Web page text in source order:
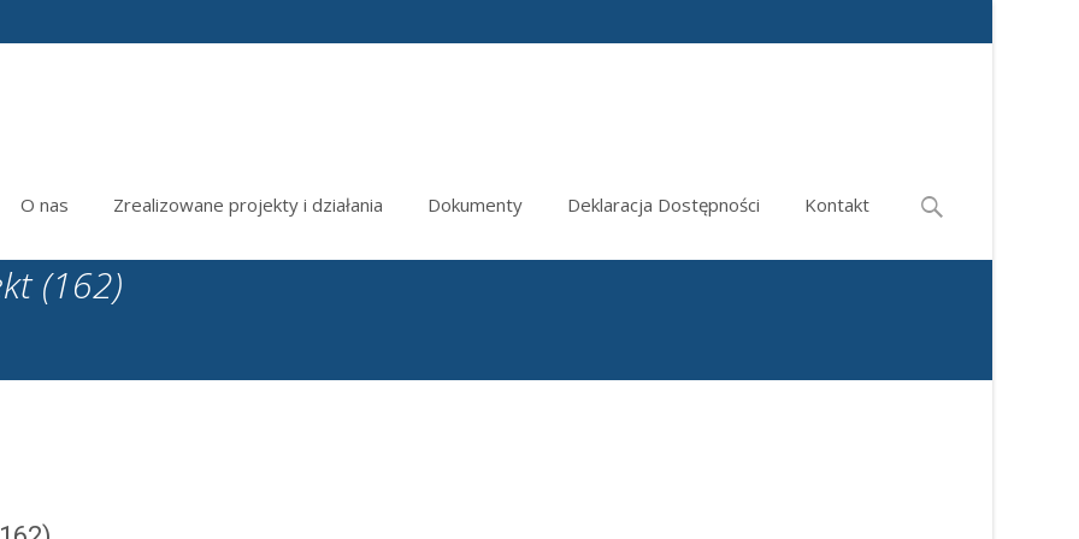
O nas Zrealizowane projekty i działania Dokumenty Deklaracja Dostępności Kontakt
Search
(162)